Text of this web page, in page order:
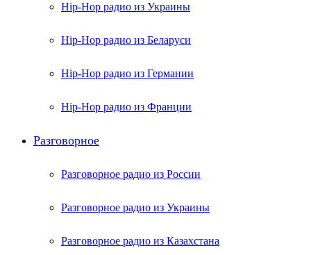
Hip-Hop радио из Украины
Hip-Hop радио из Беларуси
Hip-Hop радио из Германии
Hip-Hop радио из Франции
Разговорное
Разговорное радио из России
Разговорное радио из Украины
Разговорное радио из Казахстана